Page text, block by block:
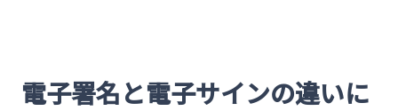
電子署名と電子サインの違いに